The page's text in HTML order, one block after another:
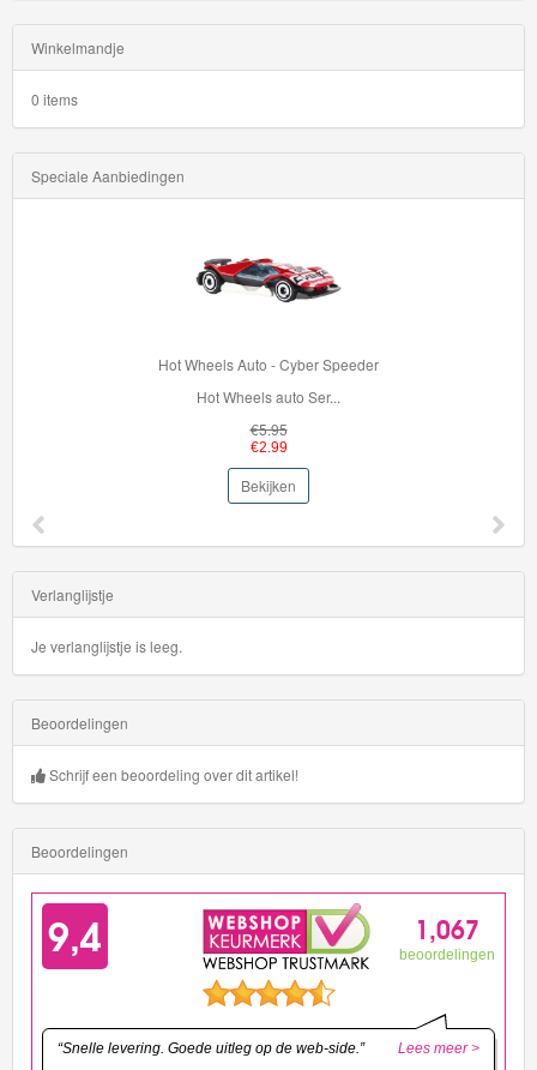
Winkelmandje
0 items
Speciale Aanbiedingen
Hot Wheels Auto - Cyber Speeder
Hot Wheels auto Ser...
€5.95
€2.99
Bekijken
Verlanglijstje
Je verlanglijstje is leeg.
Beoordelingen
Schrijf een beoordeling over dit artikel!
Beoordelingen